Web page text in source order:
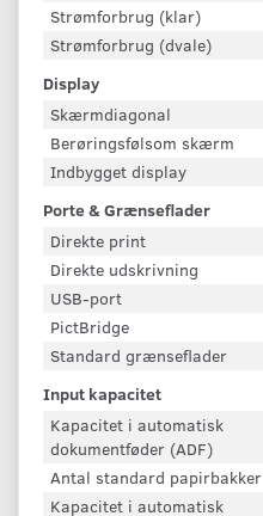
Strømforbrug (klar)
Strømforbrug (dvale)
Display
Skærmdiagonal
Berøringsfølsom skærm
Indbygget display
Porte & Grænseflader
Direkte print
Direkte udskrivning
USB-port
PictBridge
Standard grænseflader
Input kapacitet
Kapacitet i automatisk
dokumentføder (ADF)
Antal standard papirbakker
Kapacitet i automatisk